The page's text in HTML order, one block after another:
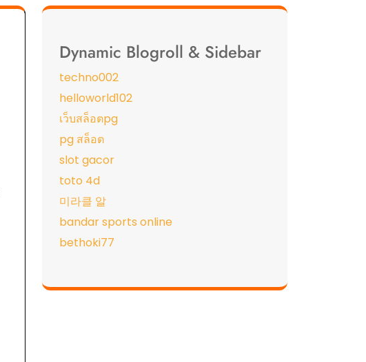
Dynamic Blogroll & Sidebar
techno002
helloworld102
เว็บสล็อตpg
pg สล็อต
slot gacor
toto 4d
미라클 알
bandar sports online
bethoki77